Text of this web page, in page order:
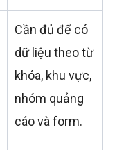
Cần đủ để có
dữ liệu theo từ
khóa, khu vực,
nhóm quảng
cáo và form.